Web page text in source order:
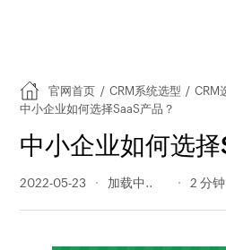
官网首页 / CRM系统选型 / CRM
中小企业如何选择SaaS产品？
中小企业如何选择
2022-05-23 391 阅读量 2 分钟